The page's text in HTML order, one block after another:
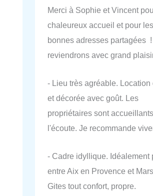
Merci à Sophie et Vincent
chaleureux accueil et pour les
bonnes adresses partagées
reviendrons avec grand
- Lieu très agréable. Location
et décorée avec goût. Les
propriétaires sont
l'écoute. Je recommande
- Cadre idyllique. Idéalement
entre Aix en Provence et
Gites tout confort, propre.